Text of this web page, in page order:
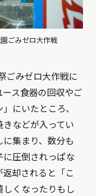
ごみゼロ大作戦
ごみゼロ大作戦に
ス食器の回収やご
にいたところ、
などが入ってい
集まり、数分も
に圧倒されっぱな
却されると「こ
くなったりもし